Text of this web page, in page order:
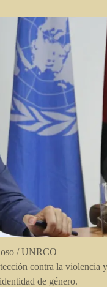
/ UNRCO
contra la violencia
de género.